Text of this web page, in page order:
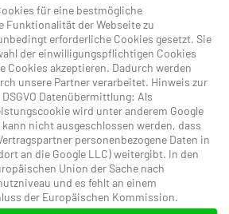
ermöglicht er Ihnen
3D-Golferlebnis auf den 60
– in der HOCHKÖNIGIN in
bei jedem Wetter. Für Golfprofis
Hörl ist jederzeit gerne Ihr
Indoor-Golfrunde.
für eine bestmögliche
Funktionalität der Webseite zu
erforderliche Cookies gesetzt. Sie
der einwilligungspflichtigen Cookies
Cookies akzeptieren. Dadurch werden
unsere Partner verarbeitet. Hinweis zur
Datenübermittlung: Als
wird unter anderem Google
nicht ausgeschlossen werden, dass
personenbezogene Daten in
an die Google LLC) weitergibt. In den
Union der Sache nach
und es fehlt an einem
der Europäischen Kommission.